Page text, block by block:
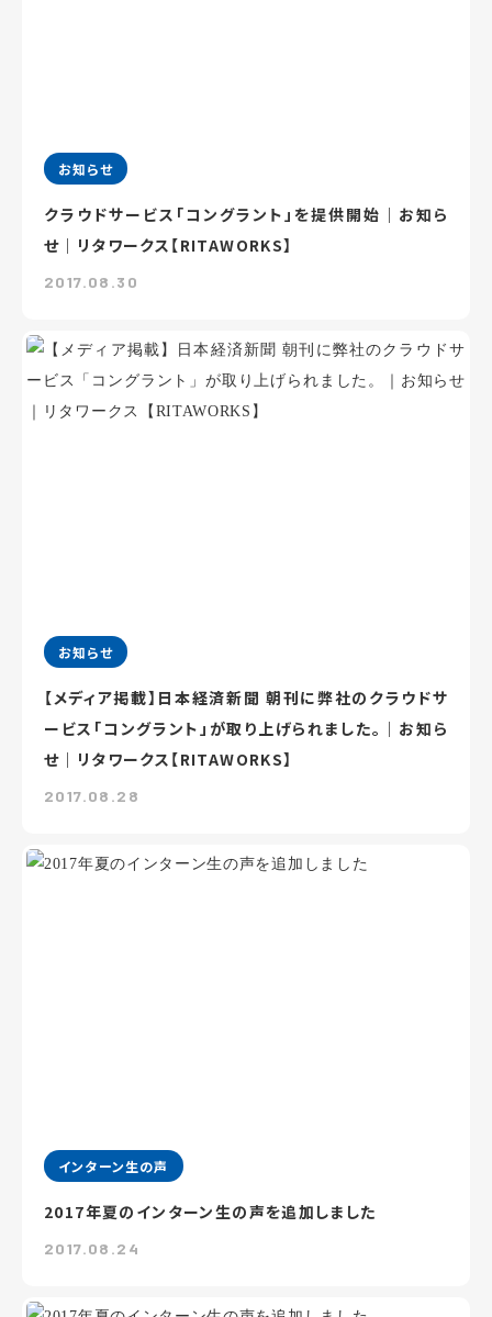
お知らせ
クラウドサービス「コングラント」を提供開始｜お知ら
せ｜リタワークス【RITAWORKS】
2017.08.30
お知らせ
【メディア掲載】日本経済新聞 朝刊に弊社のクラウドサ
ービス「コングラント」が取り上げられました。｜お知ら
せ｜リタワークス【RITAWORKS】
2017.08.28
インターン生の声
2017年夏のインターン生の声を追加しました
2017.08.24